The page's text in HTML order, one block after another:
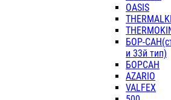
OASIS
БОР-
и 33й тип)
БОРСАН
AZARIO
VALFEX